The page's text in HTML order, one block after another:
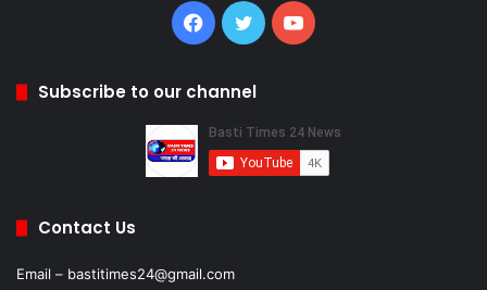
Facebook
TwitterYouTube
Subscribe to our channel
Contact Us
Email – bastitimes24@gmail.com